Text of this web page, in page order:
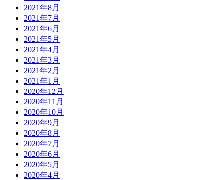
2021年8月
2021年7月
2021年6月
2021年5月
2021年4月
2021年3月
2021年2月
2021年1月
2020年12月
2020年11月
2020年10月
2020年9月
2020年8月
2020年7月
2020年6月
2020年5月
2020年4月